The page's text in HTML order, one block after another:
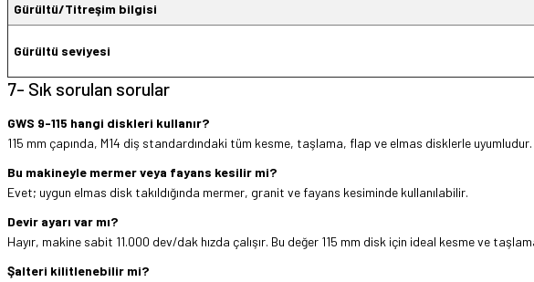
Gürültü/Titreşim bilgisi
Gürültü seviyesi
7- Sık sorulan sorular
GWS 9-115 hangi diskleri kullanır?
115 mm çapında, M14 diş standardındaki tüm kesme, taşlama, flap ve elmas disklerle uyumludur.
Bu makineyle mermer veya fayans kesilir mi?
Evet; uygun elmas disk takıldığında mermer, granit ve fayans kesiminde kullanılabilir.
Devir ayarı var mı?
Hayır, makine sabit 11.000 dev/dak hızda çalışır. Bu değer 115 mm disk için ideal kesme ve taşlama
Şalteri kilitlenebilir mi?